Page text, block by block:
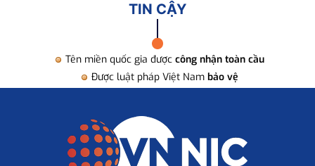
TIN CẬY
Tên miền quốc gia được công nhận toàn cầu
Được luật pháp Việt Nam bảo vệ